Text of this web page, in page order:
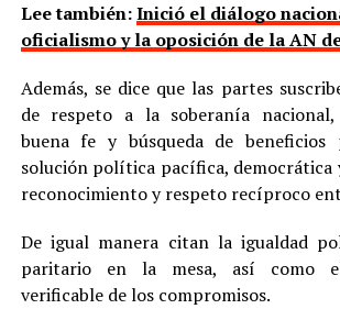
Lee también:Inició el diálogo
oficialismo y la oposición de la AN
Además, se dice que las partes
de respeto a la soberanía nacional,
buena fe y búsqueda de beneficios
solución política pacífica, democrática
reconocimiento y respeto recíproco
De igual manera citan la igualdad
paritario en la mesa, así como
verificable de los compromisos.